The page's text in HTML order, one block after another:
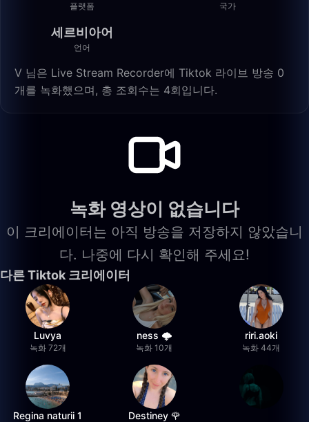
플랫폼 국가
세르비아어
언어
V 님은 Live Stream Recorder에 Tiktok 라이브 방송 0
개를 녹화했으며, 총 조회수는 4회입니다.
녹화 영상이 없습니다
이 크리에이터는 아직 방송을 저장하지 않았습니
다. 나중에 다시 확인해 주세요!
다른 Tiktok 크리에이터
Luvya
녹화 72개
ness 🌩️
녹화 10개
riri.aoki
녹화 44개
Regina naturii 1 Destiney 🌹